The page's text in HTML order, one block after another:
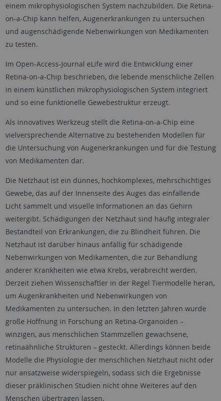
einem mikrophysiologischen System nachzubilden. Die Retina-
on-a-Chip kann helfen, Augenerkrankungen zu untersuchen
und augenschädigende Nebenwirkungen von Medikamenten
zu testen.
Im Open-Access-Journal eLife wird die Entwicklung einer
Retina-on-a-Chip beschrieben, die lebende menschliche Zellen
in einem künstlichen mikrophysiologischen System integriert
und so eine funktionelle Gewebestruktur erzeugt.
Als innovatives Werkzeug stellt die Retina-on-a-Chip eine
vielversprechende Alternative zu bestehenden Modellen für
die Untersuchung von Augenerkrankungen und für die Testung
von Medikamenten dar.
Die Netzhaut ist ein dünnes, hochkomplexes, mehrschichtiges
Gewebe, das auf der Innenseite des Auges das einfallende
Licht sammelt und visuelle Informationen an das Gehirn
weitergibt. Schädigungen der Netzhaut sind häufig integraler
Bestandteil von Erkrankungen, die zu Blindheit führen. Die
Netzhaut ist darüber hinaus anfällig für schädigende
Nebenwirkungen von Medikamenten, die zur Behandlung
anderer Krankheiten wie etwa Krebs, verabreicht werden.
Derzeit ziehen Wissenschaftler in der Regel Tiermodelle heran,
um Augenkrankheiten und Nebenwirkungen von
Medikamenten zu untersuchen. In den letzten Jahren wurde
große Hoffnung in Forschung an Retina-Organoiden –
winzigen, aus menschlichen Stammzellen gewachsene,
retinaähnliche Strukturen – gesteckt. Allerdings können beide
Modelle die Physiologie der menschlichen Netzhaut nicht oder
nur ansatzweise widerspiegeln, sodass sich die Ergebnisse
dieser präklinischen Studien nicht ohne Weiteres auf den
Menschen übertragen lassen.